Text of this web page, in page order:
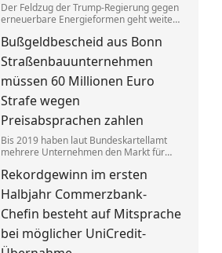
Der Feldzug der Trump-Regierung gegen
erneuerbare Energieformen geht weiter:
in den USA geplante große
Windkraftprojekte auf – gegen eine
üppige Entschädigung.
Bußgeldbescheid aus Bonn
Straßenbauunternehmen
müssen 60 Millionen Euro
Strafe wegen
Preisabsprachen zahlen
Bis 2019 haben laut Bundeskartellamt
mehrere Unternehmen den Markt für
aufgeteilt. Um die verbotenen
Absprachen zu verschleiern, wurden
Codewörter verwendet.
Rekordgewinn im ersten
Halbjahr Commerzbank-
Chefin besteht auf Mitsprache
bei möglicher UniCredit-